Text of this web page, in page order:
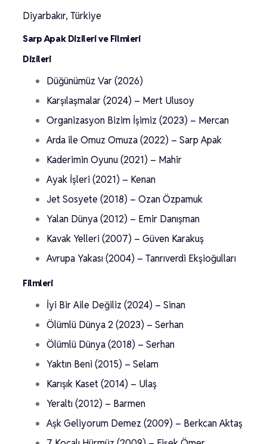
Diyarbakır, Türkiye
Sarp Apak Dizileri ve Filmleri
Dizileri
Düğünümüz Var (2026)
Karşılaşmalar (2024) – Mert Ulusoy
Organizasyon Bizim İşimiz (2023) – Mercan
Arda ile Omuz Omuza (2022) – Sarp Apak
Kaderimin Oyunu (2021) – Mahir
Ayak İşleri (2021) – Kenan
Jet Sosyete (2018) – Ozan Özpamuk
Yalan Dünya (2012) – Emir Danışman
Kavak Yelleri (2007) – Güven Karakuş
Avrupa Yakası (2004) – Tanrıverdi Ekşioğulları
Filmleri
İyi Bir Aile Değiliz (2024) – Sinan
Ölümlü Dünya 2 (2023) – Serhan
Ölümlü Dünya (2018) – Serhan
Yaktın Beni (2015) – Selam
Karışık Kaset (2014) – Ulaş
Yeraltı (2012) – Barmen
Aşk Geliyorum Demez (2009) – Berkcan Aktaş